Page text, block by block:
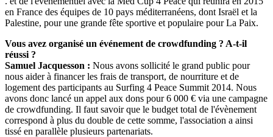
en France des équipes de 10 pays méditerranéens, dont Israël et la
Palestine, pour une grande fête sportive et populaire pour La Paix.
Vous avez organisé un événement de crowdfunding ? A-t-il
réussi ?
Samuel Jacquesson : Nous avons sollicité le grand public pour
nous aider à financer les frais de transport, de nourriture et de
logement des participants au Surfing 4 Peace Summit 2014. Nous
avons donc lancé un appel aux dons pour 6 000 € via une campagne
de crowdfunding. Il faut savoir que le budget total de l'évènement
correspond à plus du double de cette somme, l'association a ainsi
tissé en parallèle plusieurs partenariats.